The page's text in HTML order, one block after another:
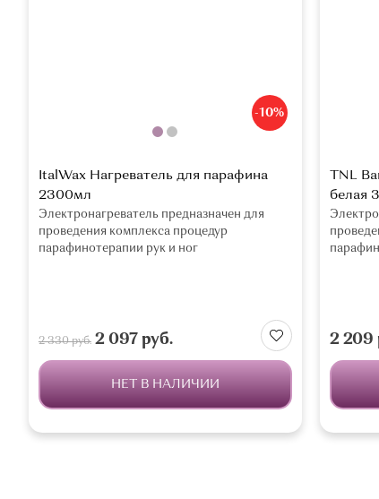
-10%
ItalWax Нагреватель для парафина
2300мл
Электронагреватель предназначен для
проведения комплекса процедур
парафинотерапии рук и ног
2 330 руб.2 097 руб.
НЕТ В НАЛИЧИИ
TNL
белая
2 209